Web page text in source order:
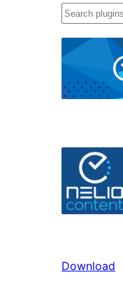
Search
Download